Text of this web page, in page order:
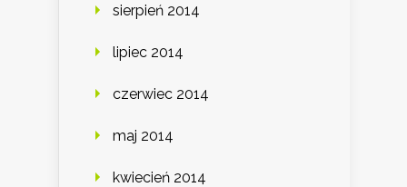
sierpień 2014
lipiec 2014
czerwiec 2014
maj 2014
kwiecień 2014